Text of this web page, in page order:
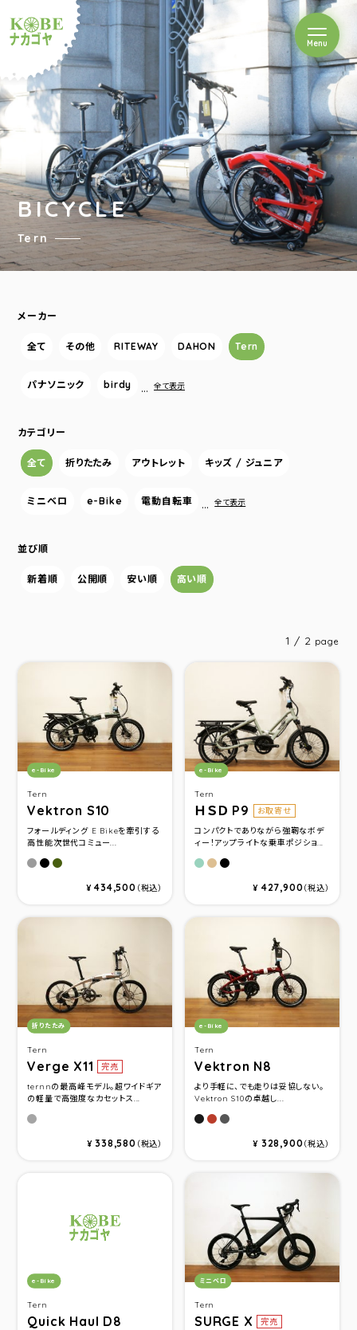
ルショップナカゴヤ
Menuを開閉
BICYCLE
Tern
メーカー
全て その他 RITEWAY DAHON Tern
パナソニック birdy … 全て表示
カテゴリー
全て 折りたたみ アウトレット キッズ / ジュニア
ミニベロ e-Bike 電動自転車 … 全て表示
並び順
新着順 公開順 安い順 高い順
1 / 2 page
Tern
Vektron S10
カテゴリ：
e-Bike
フォールディング E Bikeを牽引する
高性能次世代コミュー...
シルバー
マットブラック
フォレスト
¥434,500 （税込）
Tern
ＨＳＤ P9 お取寄せ
カテゴリ：
e-Bike
コンパクトでありながら強靭なボデ
ィー！アップライトな乗車ポジショ...
TARRAGON
DUNESATINBLACK/BLACK
¥ 427,900（税込）
Tern
Verge X11 完売
カテゴリ：
折りたたみ
ternnの最高峰モデル。超ワイドギア
の軽量で高強度なカセットス...
クローム／ガンメタル
¥338,580 （税込）
Tern
Vektron N8
カテゴリ：
e-Bike
より手軽に、でも走りは妥協しない。
Vektron S10の卓越し...
マットブラック
ダークレッド
ダークグレー
¥ 328,900（税込）
Tern
Quick Haul D8
カテゴリ：
e-Bike
Tern
SURGE X 完売
カテゴリ：
ミニベロ